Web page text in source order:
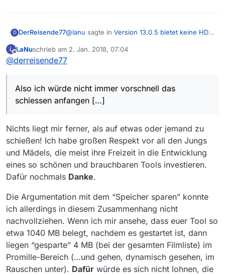
D DerReisende77@lanu sagte in Version 13.0.5 bietet keine HD
Download möglich ist, denn anhand der
(fehlenden) Größenangabe kann man das
nie wissen. Da ging dann wohl der
Speicherbedarfs auf Kosten der
Ergonomie. Schade… – …zumal 7
gesparte (= nicht angezeigte) Zeichen
nicht wirklich die große Ersparnis bringen
schiessen anfangen…um bei deinem beispiel
zu bleiben: 7 nicht angezeigt Zeichen sparen in
etwa 20 byte ein. Bei derzeit knapp 216000
Arbeitsspeicher. Also für einige Rechner
durchaus interessant.
Aber ich kann Dir versichern das hier NICHT
eingespart wurde sondern es sich einfach um
einen Fehler in 13.0.5 handelt, der sich
unbemerkt eingeschlichen hat. HD Downloads
sind aber nichts desto trotz ohne der
angezeigt weil das Programm derzeit nicht die
Filmgröße ermitteln kann.
Mit 13.0.6 wird das sicherlich behoben sein ;)
L
Offline
LaNuschrieb am 2. Jan. 2018, 07:04
zuletzt editiert von
@derreisende77
Also ich würde nicht immer vorschnell das
schiessen anfangen […]
Nichts liegt mir ferner, als auf etwas oder jemand zu
schießen! Ich habe großen Respekt vor all den Jungs
und Mädels, die meist ihre Freizeit in die Entwicklung
eines so schönen und brauchbaren Tools investieren.
Dafür nochmals Danke.
Die Argumentation mit dem “Speicher sparen” konnte
ich allerdings in diesem Zusammenhang nicht
nachvollziehen. Wenn ich mir ansehe, dass euer Tool so
etwa 1040 MB belegt, nachdem es gestartet ist, dann
liegen “gesparte” 4 MB (bei der gesamten Filmliste) im
Promille-Bereich (…und gehen, dynamisch gesehen, im
Rauschen unter). Dafür würde es sich nicht lohnen, die